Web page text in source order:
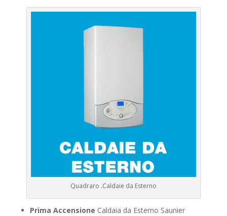
Quadraro .Caldaie da Esterno
Prima Accensione Caldaia da Esterno Saunier